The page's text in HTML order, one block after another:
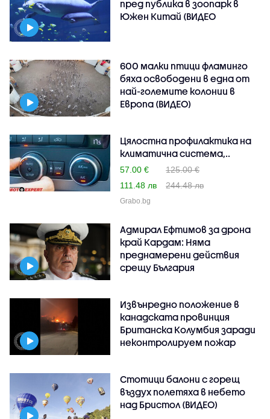
пред публика в зоопарк в
Южен Китай (ВИДЕО
600 малки птици фламинго
бяха освободени в една от
най-големите колонии в
Европа (ВИДЕО)
Цялостна профилактика на
климатична система,..
57.00 €
125.00 €
111.48 лв
244.48 лв
Grabo.bg
Адмирал Ефтимов за дрона
край Кардам: Няма
преднамерени действия
срещу България
Извънредно положение в
канадската провинция
Британска Колумбия заради
неконтролируем пожар
Стотици балони с горещ
въздух полетяха в небето
над Бристол (ВИДЕО)